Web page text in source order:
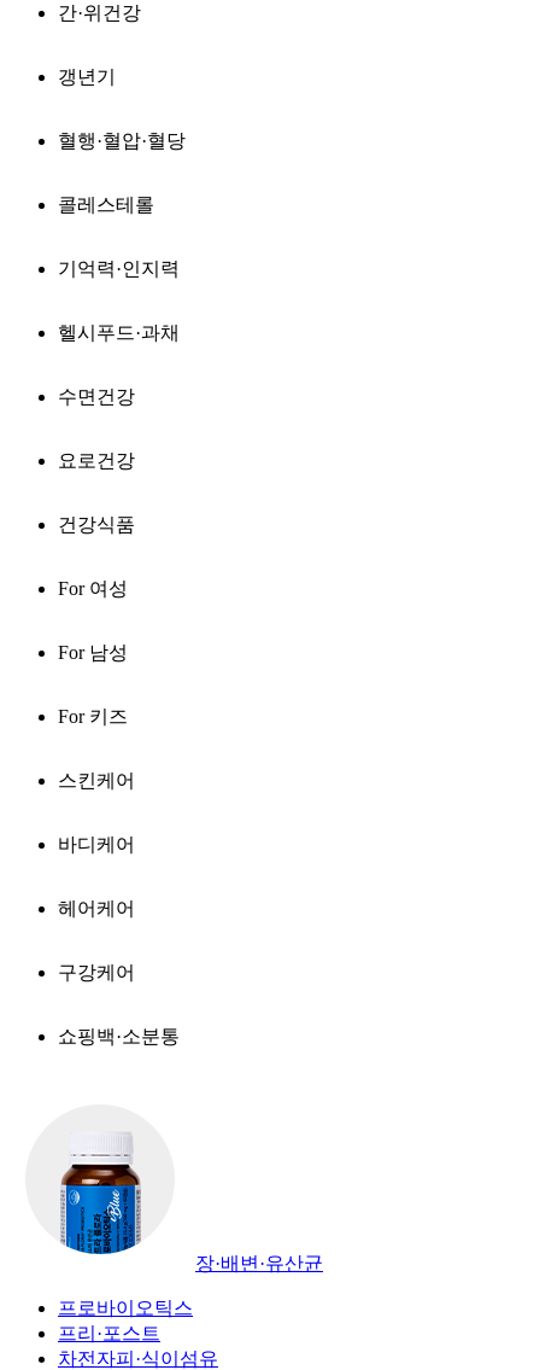
간·위건강
갱년기
혈행·혈압·혈당
콜레스테롤
기억력·인지력
헬시푸드·과채
수면건강
요로건강
건강식품
For 여성
For 남성
For 키즈
스킨케어
바디케어
헤어케어
구강케어
쇼핑백·소분통
장·배변·유산균
프로바이오틱스
프리·포스트
차전자피·식이섬유